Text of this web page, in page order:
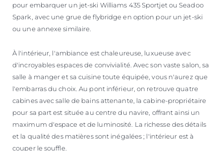
pour embarquer un jet-ski Williams 435 Sportjet ou Seadoo
Spark, avec une grue de flybridge en option pour un jet-ski
ou une annexe similaire.
À l'intérieur, l'ambiance est chaleureuse, luxueuse avec
d'incroyables espaces de convivialité. Avec son vaste salon, sa
salle à manger et sa cuisine toute équipée, vous n'aurez que
l'embarras du choix. Au pont inférieur, on retrouve quatre
cabines avec salle de bains attenante, la cabine-propriétaire
pour sa part est située au centre du navire, offrant ainsi un
maximum d'espace et de luminosité. La richesse des détails
et la qualité des matières sont inégalées ; l'intérieur est à
couper le souffle.